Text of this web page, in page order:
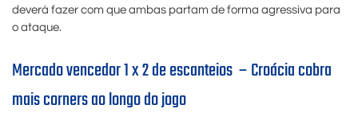
deverá fazer com que ambas partam de forma agressiva para
o ataque.
Mercado vencedor 1 x 2 de escanteios – Croácia cobra
mais corners ao longo do jogo